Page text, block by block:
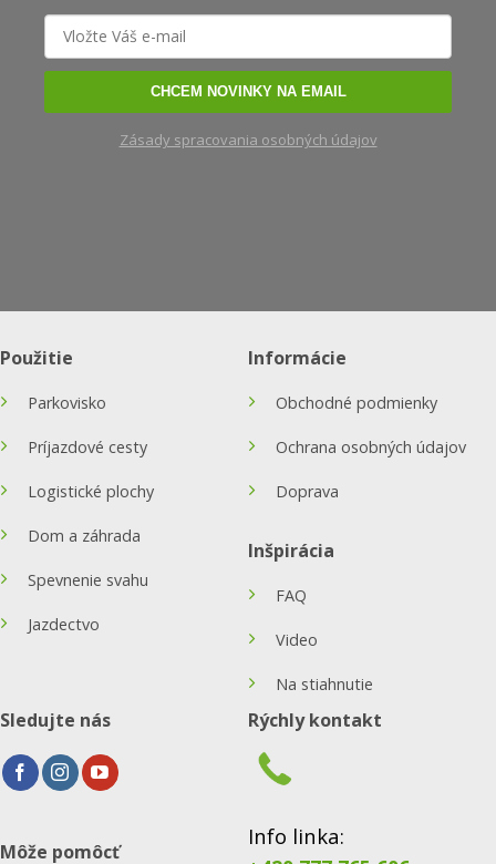
CHCEM NOVINKY NA EMAIL
Zásady spracovania osobných údajov
Použitie
Parkovisko
Príjazdové cesty
Logistické plochy
Dom a záhrada
Spevnenie svahu
Jazdectvo
Informácie
Obchodné podmienky
Ochrana osobných údajov
Doprava
Inšpirácia
FAQ
Video
Na stiahnutie
Sledujte nás
Môže pomôcť
Rýchly kontakt
Info linka: